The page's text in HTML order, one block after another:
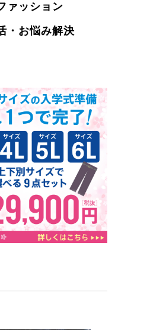
ァッション
・お悩み解決